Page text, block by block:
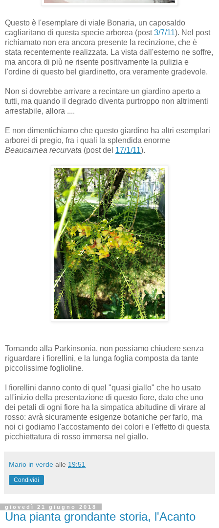
Questo è l'esemplare di viale Bonaria, un caposaldo
cagliaritano di questa specie arborea (post3/7/11). Nel post
richiamato non era ancora presente la recinzione, che è
stata recentemente realizzata. La vista dall'esterno ne soffre,
ma ancora di più ne risente positivamente la pulizia e
l'ordine di questo bel giardinetto, ora veramente gradevole.
Non si dovrebbe arrivare a recintare un giardino aperto a
tutti, ma quando il degrado diventa purtroppo non altrimenti
arrestabile, allora ....
E non dimentichiamo che questo giardino ha altri esemplari
arborei di pregio, fra i quali la splendida enorme
Beaucarnea recurvata (post del 17/1/11).
Tornando alla Parkinsonia, non possiamo chiudere senza
riguardare i fiorellini, e la lunga foglia composta da tante
piccolissime foglioline.
I fiorellini danno conto di quel "quasi giallo" che ho usato
all'inizio della presentazione di questo fiore, dato che uno
dei petali di ogni fiore ha la simpatica abitudine di virare al
rosso: avrà sicuramente esigenze botaniche per farlo, ma
noi ci godiamo l'accostamento dei colori e l'effetto di questa
picchiettatura di rosso immersa nel giallo.
Mario in verde alle 19:51
Condividi
giovedì 21 giugno 2018
Una pianta grondante storia, l'Acanto